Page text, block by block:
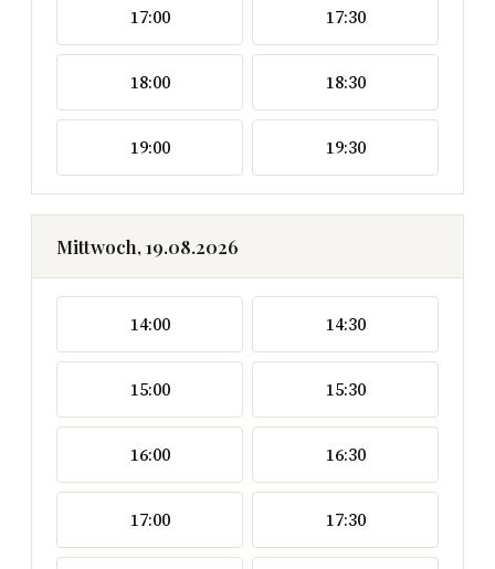
17:00 17:30
18:00 18:30
19:00 19:30
Mittwoch, 19.08.2026
14:00 14:30
15:00 15:30
16:00 16:30
17:00 17:30